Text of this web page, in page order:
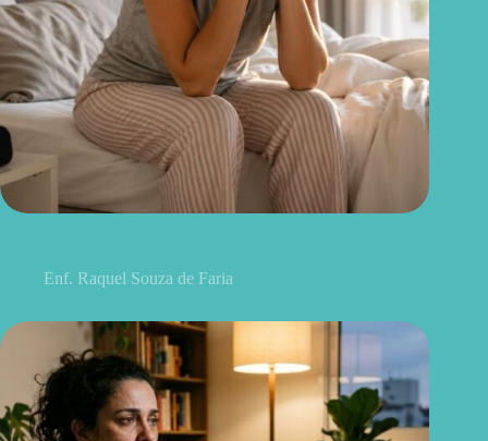
Enf. Raquel Souza de Faria